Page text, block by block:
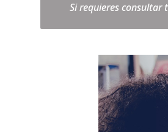
Si requieres consultar